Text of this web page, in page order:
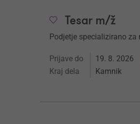
Tesar m/ž
Podjetje specializirano
Prijave do 19. 8. 2026
Kraj dela Kamnik